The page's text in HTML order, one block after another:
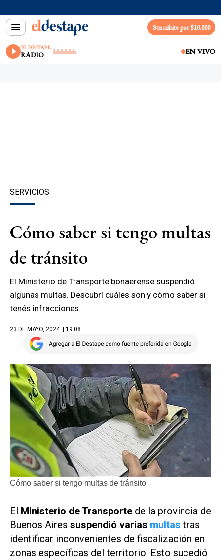
Suscribite por $10.000
EL DESTAPE
RADIO EN VIVO
SERVICIOS
Cómo saber si tengo multas
de tránsito
El Ministerio de Transporte bonaerense suspendió
algunas multas. Descubrí cuáles son y cómo saber si
tenés infracciones.
23 DE MAYO, 2024 | 19.08
Cómo saber si tengo multas de tránsito.
El Ministerio de Transporte de la provincia de
Buenos Aires suspendió varias multas tras
identificar inconvenientes de fiscalización en
zonas específicas del territorio. Esto sucedió